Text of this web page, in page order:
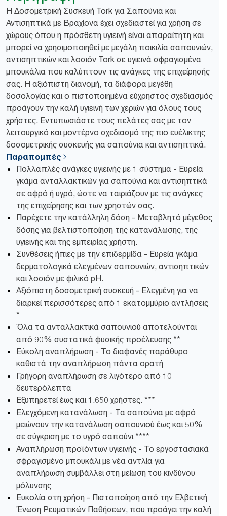
Η Δοσομετρική Συσκευή Tork για Σαπούνια και
Αντισηπτικά με Βραχίονα έχει σχεδιαστεί για χρήση σε
χώρους όπου η πρόσθετη υγιεινή είναι απαραίτητη και
μπορεί να χρησιμοποιηθεί με μεγάλη ποικιλία σαπουνιών,
αντισηπτικών και λοσιόν Tork σε υγιεινά σφραγισμένα
μπουκάλια που καλύπτουν τις ανάγκες της επιχείρησής
σας. Η αξιόπιστη διανομή, τα διάφορα μεγέθη
δοσολογίας και ο πιστοποιημένα εύχρηστος σχεδιασμός
προάγουν την καλή υγιεινή των χεριών για όλους τους
χρήστες. Εντυπωσιάστε τους πελάτες σας με τον
λειτουργικό και μοντέρνο σχεδιασμό της πιο ευέλικτης
δοσομετρικής συσκευής για σαπούνια και αντισηπτικά.
Παραπομπές
Πολλαπλές ανάγκες υγιεινής με 1 σύστημα - Ευρεία
γκάμα ανταλλακτικών για σαπούνια και αντισηπτικά
σε αφρό ή υγρό, ώστε να ταιριάζουν με τις ανάγκες
της επιχείρησης και των χρηστών σας.
Παρέχετε την κατάλληλη δόση - Μεταβλητό μέγεθος
δόσης για βελτιστοποίηση της κατανάλωσης, της
υγιεινής και της εμπειρίας χρήστη.
Συνθέσεις ήπιες με την επιδερμίδα - Ευρεία γκάμα
δερματολογικά ελεγμένων σαπουνιών, αντισηπτικών
και λοσιόν με φιλικό pH.
Αξιόπιστη δοσομετρική συσκευή - Ελεγμένη για να
διαρκεί περισσότερες από 1 εκατομμύριο αντλήσεις
*
Όλα τα ανταλλακτικά σαπουνιού αποτελούνται
από 90% συστατικά φυσικής προέλευσης **
Εύκολη αναπλήρωση - Το διαφανές παράθυρο
καθιστά την αναπλήρωση πάντα ορατή
Γρήγορη αναπλήρωση σε λιγότερο από 10
δευτερόλεπτα
Εξυπηρετεί έως και 1.650 χρήστες. ***
Ελεγχόμενη κατανάλωση - Τα σαπούνια με αφρό
μειώνουν την κατανάλωση σαπουνιού έως και 50%
σε σύγκριση με το υγρό σαπούνι ****
Αναπλήρωση προϊόντων υγιεινής - Το εργοστασιακά
σφραγισμένο μπουκάλι με νέα αντλία για
αναπλήρωση συμβάλλει στη μείωση του κινδύνου
μόλυνσης
Ευκολία στη χρήση - Πιστοποίηση από την Ελβετική
Ένωση Ρευματικών Παθήσεων, που προάγει την καλή